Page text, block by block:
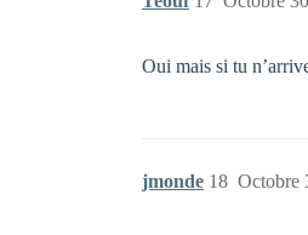
Oui mais si tu
jmonde Octobre
18